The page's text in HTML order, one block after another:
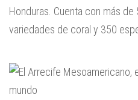
Honduras. Cuenta con más
variedades de coral y 350